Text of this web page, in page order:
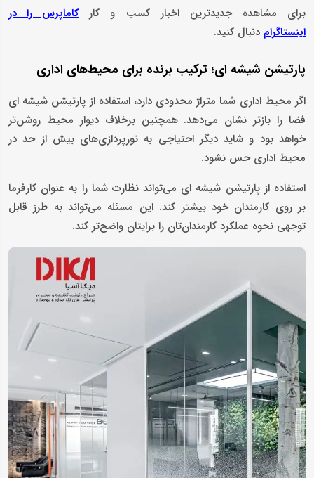
برای مشاهده جدیدترین اخبار کسب و کارکاماپرس را در
اینستاگرام دنبال کنید.
پارتیشن شیشه ای؛ ترکیب برنده برای محیط‌های اداری
اگر محیط اداری‌ شما متراژ محدودی دارد، استفاده از پارتیشن شیشه ای
فضا را بازتر نشان می‌دهد. همچنین برخلاف دیوار محیط روشن‌تر
خواهد بود و شاید دیگر احتیاجی به نورپردازی‌های بیش از حد در
محیط اداری حس نشود.
استفاده از پارتیشن شیشه ای می‌تواند نظارت شما را به عنوان کارفرما
بر روی کارمندان خود بیشتر کند. این مسئله می‌تواند به طرز قابل
توجهی نحوه عملکرد کارمندان‌تان را برایتان واضح‌تر کند.